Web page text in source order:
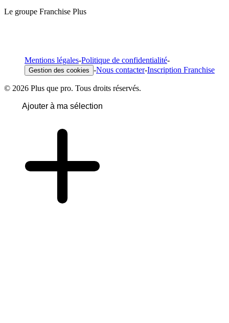
Le groupe Franchise Plus
Mentions légales-Politique de confidentialité-
Gestion des cookies -Nous contacter-Inscription Franchise
© 2026 Plus que pro. Tous droits réservés.
Ajouter à ma sélection